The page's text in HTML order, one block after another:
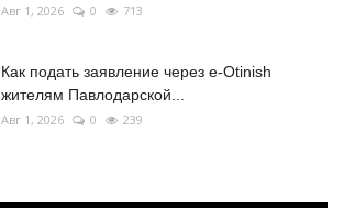
Авг 1, 2026 0 713
Как подать заявление через e-Otinish
жителям Павлодарской...
Авг 1, 2026 0 239